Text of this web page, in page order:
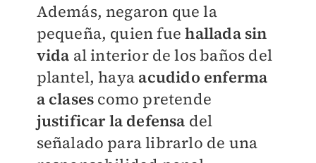
Además, negaron que la
pequeña, quien fue hallada sin
vida al interior de los baños del
plantel, haya acudido enferma
a clases como pretende
justificar la defensa del
señalado para librarlo de una